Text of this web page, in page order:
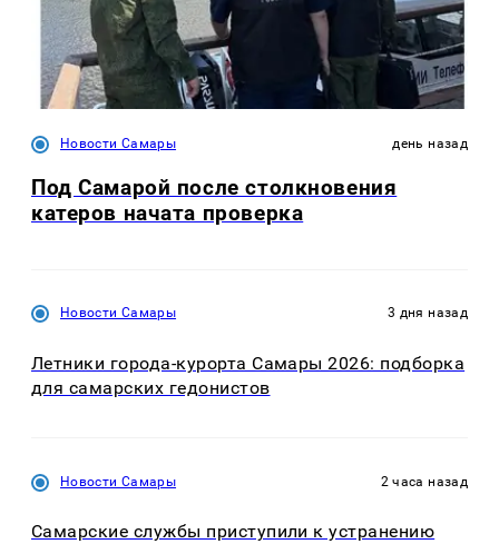
Новости Самары день назад
Под Самарой после столкновения
катеров начата проверка
Новости Самары 3 дня назад
Летники города-курорта Самары 2026: подборка
для самарских гедонистов
Новости Самары 2 часа назад
Самарские службы приступили к устранению